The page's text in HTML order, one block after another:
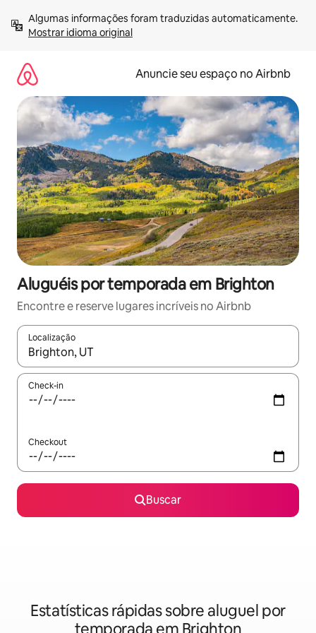
para
Mostrar idioma original
Anuncie seu espaço no Airbnb
Aluguéis por temporada em Brighton
Encontre e reserve lugares incríveis no Airbnb
Localização
Quando os resultados estiverem disponíveis, explore-os
Check-in
Checkout
Buscar
Estatísticas rápidas sobre aluguel por